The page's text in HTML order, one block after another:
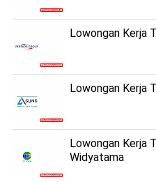
Lowongan Kerja
Lowongan Kerja
Lowongan Kerja
Widyatama